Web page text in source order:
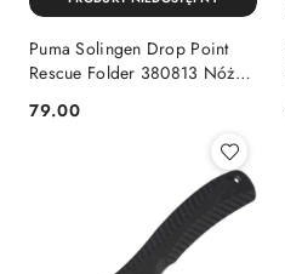
Puma Solingen Drop Point
Rescue Folder 380813 Nóż
Cena:
79.00